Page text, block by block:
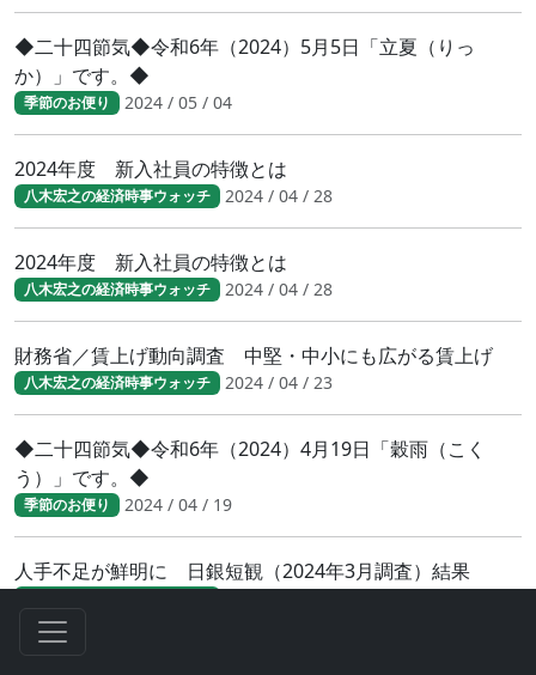
◆二十四節気◆令和6年（2024）5月5日「立夏（りっ
か）」です。◆
季節のお便り 2024 / 05 / 04
2024年度 新入社員の特徴とは
八木宏之の経済時事ウォッチ 2024 / 04 / 28
2024年度 新入社員の特徴とは
八木宏之の経済時事ウォッチ 2024 / 04 / 28
財務省／賃上げ動向調査 中堅・中小にも広がる賃上げ
八木宏之の経済時事ウォッチ 2024 / 04 / 23
◆二十四節気◆令和6年（2024）4月19日「穀雨（こく
う）」です。◆
季節のお便り 2024 / 04 / 19
人手不足が鮮明に 日銀短観（2024年3月調査）結果